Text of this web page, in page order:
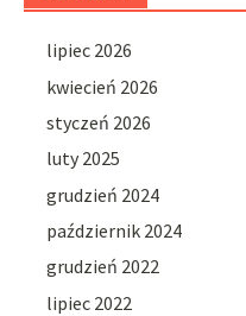
lipiec 2026
kwiecień 2026
styczeń 2026
luty 2025
grudzień 2024
październik 2024
grudzień 2022
lipiec 2022